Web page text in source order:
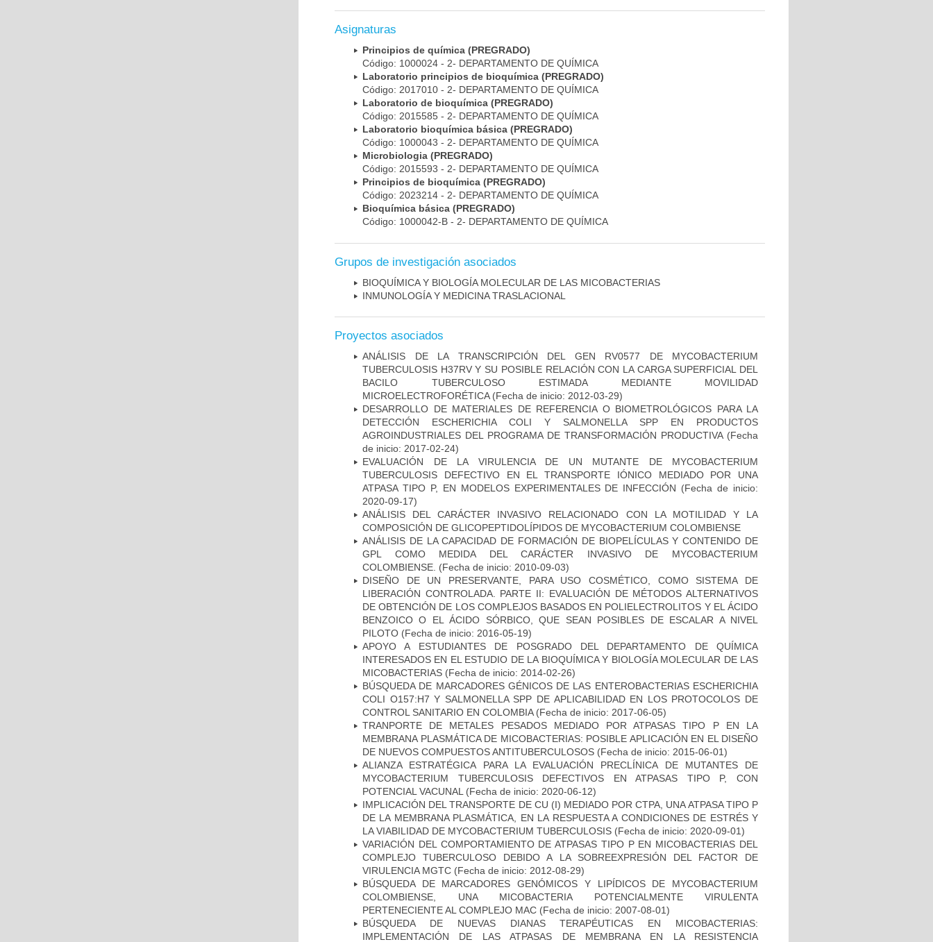
Asignaturas
Principios de química (PREGRADO)
Código: 1000024 - 2- DEPARTAMENTO DE QUÍMICA
Laboratorio principios de bioquímica (PREGRADO)
Código: 2017010 - 2- DEPARTAMENTO DE QUÍMICA
Laboratorio de bioquímica (PREGRADO)
Código: 2015585 - 2- DEPARTAMENTO DE QUÍMICA
Laboratorio bioquímica básica (PREGRADO)
Código: 1000043 - 2- DEPARTAMENTO DE QUÍMICA
Microbiologia (PREGRADO)
Código: 2015593 - 2- DEPARTAMENTO DE QUÍMICA
Principios de bioquímica (PREGRADO)
Código: 2023214 - 2- DEPARTAMENTO DE QUÍMICA
Bioquímica básica (PREGRADO)
Código: 1000042-B - 2- DEPARTAMENTO DE QUÍMICA
Grupos de investigación asociados
BIOQUÍMICA Y BIOLOGÍA MOLECULAR DE LAS MICOBACTERIAS
INMUNOLOGÍA Y MEDICINA TRASLACIONAL
Proyectos asociados
ANÁLISIS DE LA TRANSCRIPCIÓN DEL GEN RV0577 DE MYCOBACTERIUM
TUBERCULOSIS H37RV Y SU POSIBLE RELACIÓN CON LA CARGA SUPERFICIAL DEL
BACILO TUBERCULOSO ESTIMADA MEDIANTE MOVILIDAD
MICROELECTROFORÉTICA (Fecha de inicio: 2012-03-29)
DESARROLLO DE MATERIALES DE REFERENCIA O BIOMETROLÓGICOS PARA LA
DETECCIÓN ESCHERICHIA COLI Y SALMONELLA SPP EN PRODUCTOS
AGROINDUSTRIALES DEL PROGRAMA DE TRANSFORMACIÓN PRODUCTIVA(Fecha
de inicio: 2017-02-24)
EVALUACIÓN DE LA VIRULENCIA DE UN MUTANTE DE MYCOBACTERIUM
TUBERCULOSIS DEFECTIVO EN EL TRANSPORTE IÓNICO MEDIADO POR UNA
ATPASA TIPO P, EN MODELOS EXPERIMENTALES DE INFECCIÓN (Fecha de inicio:
2020-09-17)
ANÁLISIS DEL CARÁCTER INVASIVO RELACIONADO CON LA MOTILIDAD Y LA
COMPOSICIÓN DE GLICOPEPTIDOLÍPIDOS DE MYCOBACTERIUM COLOMBIENSE
ANÁLISIS DE LA CAPACIDAD DE FORMACIÓN DE BIOPELÍCULAS Y CONTENIDO DE
GPL COMO MEDIDA DEL CARÁCTER INVASIVO DE MYCOBACTERIUM
COLOMBIENSE. (Fecha de inicio: 2010-09-03)
DISEÑO DE UN PRESERVANTE, PARA USO COSMÉTICO, COMO SISTEMA DE
LIBERACIÓN CONTROLADA. PARTE II: EVALUACIÓN DE MÉTODOS ALTERNATIVOS
DE OBTENCIÓN DE LOS COMPLEJOS BASADOS EN POLIELECTROLITOS Y EL ÁCIDO
BENZOICO O EL ÁCIDO SÓRBICO, QUE SEAN POSIBLES DE ESCALAR A NIVEL
PILOTO (Fecha de inicio: 2016-05-19)
APOYO A ESTUDIANTES DE POSGRADO DEL DEPARTAMENTO DE QUÍMICA
INTERESADOS EN EL ESTUDIO DE LA BIOQUÍMICA Y BIOLOGÍA MOLECULAR DE LAS
MICOBACTERIAS (Fecha de inicio: 2014-02-26)
BÚSQUEDA DE MARCADORES GÉNICOS DE LAS ENTEROBACTERIAS ESCHERICHIA
COLI O157:H7 Y SALMONELLA SPP DE APLICABILIDAD EN LOS PROTOCOLOS DE
CONTROL SANITARIO EN COLOMBIA(Fecha de inicio: 2017-06-05)
TRANPORTE DE METALES PESADOS MEDIADO POR ATPASAS TIPO P EN LA
MEMBRANA PLASMÁTICA DE MICOBACTERIAS: POSIBLE APLICACIÓN EN EL DISEÑO
DE NUEVOS COMPUESTOS ANTITUBERCULOSOS (Fecha de inicio: 2015-06-01)
ALIANZA ESTRATÉGICA PARA LA EVALUACIÓN PRECLÍNICA DE MUTANTES DE
MYCOBACTERIUM TUBERCULOSIS DEFECTIVOS EN ATPASAS TIPO P, CON
POTENCIAL VACUNAL (Fecha de inicio: 2020-06-12)
IMPLICACIÓN DEL TRANSPORTE DE CU (I) MEDIADO POR CTPA, UNA ATPASA TIPO P
DE LA MEMBRANA PLASMÁTICA, EN LA RESPUESTA A CONDICIONES DE ESTRÉS Y
LA VIABILIDAD DE MYCOBACTERIUM TUBERCULOSIS (Fecha de inicio: 2020-09-01)
VARIACIÓN DEL COMPORTAMIENTO DE ATPASAS TIPO P EN MICOBACTERIAS DEL
COMPLEJO TUBERCULOSO DEBIDO A LA SOBREEXPRESIÓN DEL FACTOR DE
VIRULENCIA MGTC (Fecha de inicio: 2012-08-29)
BÚSQUEDA DE MARCADORES GENÓMICOS Y LIPÍDICOS DE MYCOBACTERIUM
COLOMBIENSE, UNA MICOBACTERIA POTENCIALMENTE VIRULENTA
PERTENECIENTE AL COMPLEJO MAC (Fecha de inicio: 2007-08-01)
BÚSQUEDA DE NUEVAS DIANAS TERAPÉUTICAS EN MICOBACTERIAS:
IMPLEMENTACIÓN DE LAS ATPASAS DE MEMBRANA EN LA RESISTENCIA